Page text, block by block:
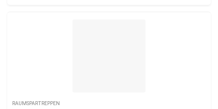
RAUMSPARTREPPEN